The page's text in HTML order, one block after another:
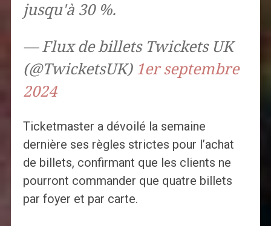
jusqu'à 30 %.
— Flux de billets Twickets UK
(@TwicketsUK) 1er septembre
2024
Ticketmaster a dévoilé la semaine
dernière ses règles strictes pour l’achat
de billets, confirmant que les clients ne
pourront commander que quatre billets
par foyer et par carte.